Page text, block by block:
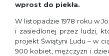
wprost do piekła.
W listopadzie 1978 roku w
i zasiedlonej przez ludzi,
projekt Świątyni Ludu – w
900 kobiet, mężczyzn i